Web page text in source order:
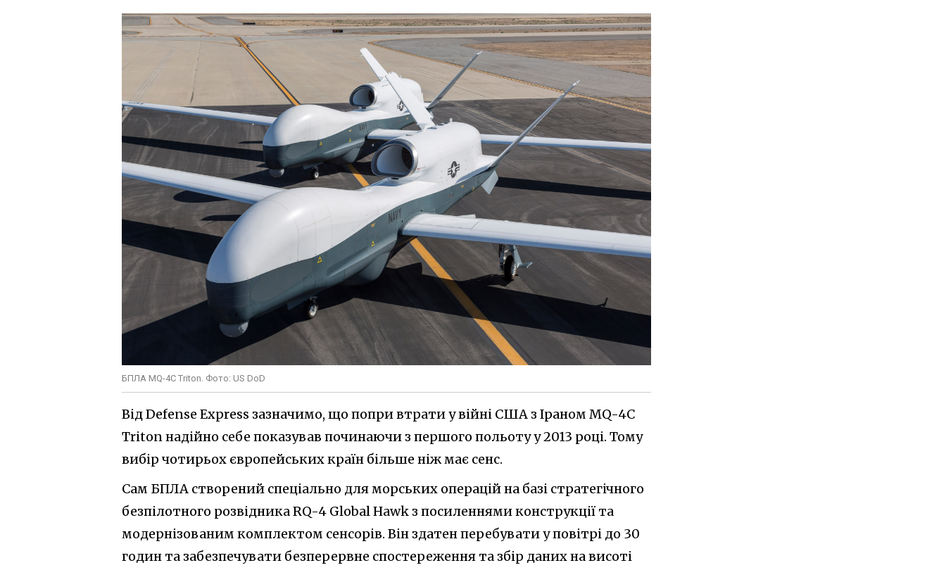
БПЛА MQ-4C Triton. Фото: US DoD
Від Defense Express зазначимо, що попри втрати у війні США з Іраном MQ-4C
Triton надійно себе показував починаючи з першого польоту у 2013 році. Тому
вибір чотирьох європейських країн більше ніж має сенс.
Сам БПЛА створений спеціально для морських операцій на базі стратегічного
безпілотного розвідника RQ-4 Global Hawk з посиленнями конструкції та
модернізованим комплектом сенсорів. Він здатен перебувати у повітрі до 30
годин та забезпечувати безперервне спостереження та збір даних на висоті